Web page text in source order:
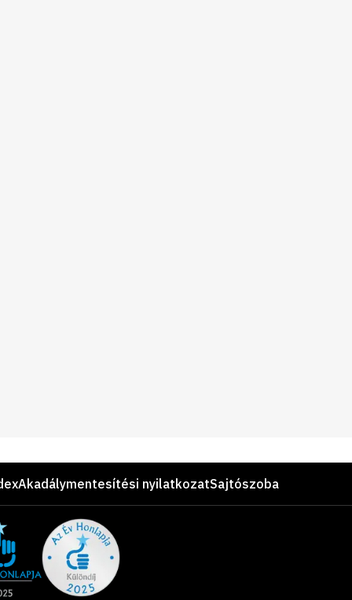
Akadálymentesítési nyilatkozatSajtószoba